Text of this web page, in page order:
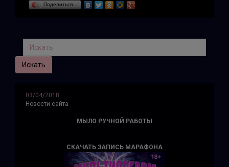
Поделиться…
03/04/2018
Новости сайта
МЫЛО РУЧНОЙ РАБОТЫ
СКАЧАТЬ ЗАПИСЬ МАРАФОНА